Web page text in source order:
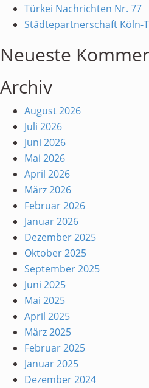
Türkei Nachrichten Nr. 77
Städtepartnerschaft Köln-
Neueste
Archiv
August 2026
Juli 2026
Juni 2026
Mai 2026
April 2026
März 2026
Februar 2026
Januar 2026
Dezember 2025
Oktober 2025
September 2025
Juni 2025
Mai 2025
April 2025
März 2025
Februar 2025
Januar 2025
Dezember 2024